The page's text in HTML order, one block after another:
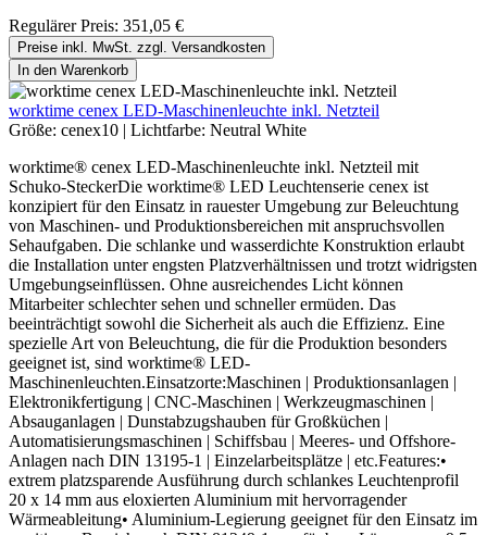
Regulärer Preis: 351,05 €
Preise inkl. MwSt. zzgl. Versandkosten
In den Warenkorb
worktime cenex LED-Maschinenleuchte inkl. Netzteil
Größe: cenex10 | Lichtfarbe: Neutral White
worktime® cenex LED-Maschinenleuchte inkl. Netzteil mit
Schuko-SteckerDie worktime® LED Leuchtenserie cenex ist
konzipiert für den Einsatz in rauester Umgebung zur Beleuchtung
von Maschinen- und Produktionsbereichen mit anspruchsvollen
Sehaufgaben. Die schlanke und wasserdichte Konstruktion erlaubt
die Installation unter engsten Platzverhältnissen und trotzt widrigsten
Umgebungseinflüssen. Ohne ausreichendes Licht können
Mitarbeiter schlechter sehen und schneller ermüden. Das
beeinträchtigt sowohl die Sicherheit als auch die Effizienz. Eine
spezielle Art von Beleuchtung, die für die Produktion besonders
geeignet ist, sind worktime® LED-
Maschinenleuchten.Einsatzorte:Maschinen | Produktionsanlagen |
Elektronikfertigung | CNC-Maschinen | Werkzeugmaschinen |
Absauganlagen | Dunstabzugshauben für Großküchen |
Automatisierungsmaschinen | Schiffsbau | Meeres- und Offshore-
Anlagen nach DIN 13195-1 | Einzelarbeitsplätze | etc.Features:•
extrem platzsparende Ausführung durch schlankes Leuchtenprofil
20 x 14 mm aus eloxierten Aluminium mit hervorragender
Wärmeableitung• Aluminium-Legierung geeignet für den Einsatz im